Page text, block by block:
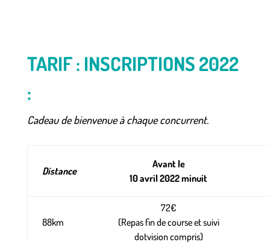
TARIF : INSCRIPTIONS 2022
:
Cadeau de bienvenue à chaque concurrent.
Distance
Avant le
10 avril 2022 minuit
88km
72€
(Repas fin de course et suivi
dotvision compris)